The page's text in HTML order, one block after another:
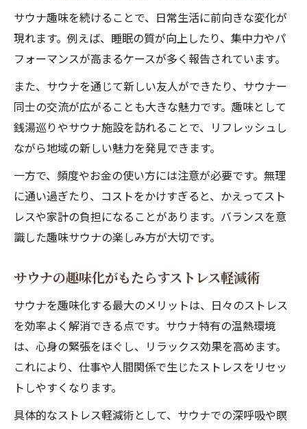
サウナ趣味女が感じる特有のメリットとは
サウナ趣味男との違いと女性の楽しみ方
サウナ趣味を女性が安心して楽しむ工夫
サウナ趣味うざい？女性が周囲と上手に付
き合う方法
サウナ趣味を続けることで、日常生活に前向きな変化が
現れます。例えば、睡眠の質が向上したり、集中力やパ
フォーマンスが高まるケースが多く報告されています。
また、サウナを通じて新しい友人ができたり、サウナー
同士の交流が広がることも大きな魅力です。趣味として
銭湯巡りやサウナ施設を訪れることで、リフレッシュし
ながら地域の新しい魅力を発見できます。
一方で、頻度やお金の使い方には注意が必要です。無理
に通い過ぎたり、コストをかけすぎると、かえってスト
レスや家計の負担になることがあります。バランスを意
識した趣味サウナの楽しみ方が大切です。
サウナの趣味化がもたらすストレス軽減術
サウナを趣味化する最大のメリットは、日々のストレス
を効率よく解消できる点です。サウナ特有の温熱環境
は、心身の緊張をほぐし、リラックス効果を高めます。
これにより、仕事や人間関係で生じたストレスをリセッ
トしやすくなります。
具体的なストレス軽減術として、サウナでの深呼吸や瞑